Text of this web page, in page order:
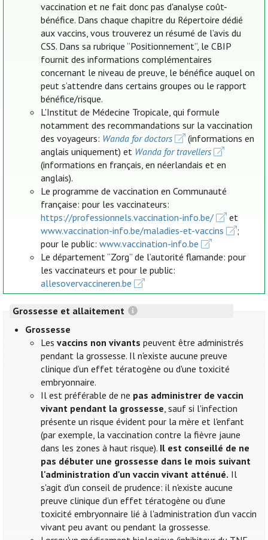
vaccination et ne fait donc pas d'analyse coût-
bénéfice. Dans chaque chapitre du Répertoire dédié
aux vaccins, vous trouverez un résumé de l’avis du
CSS. Dans sa rubrique “Positionnement”, le CBIP
fournit des informations complémentaires
concernant le niveau de preuve, le bénéfice auquel on
peut s’attendre dans certains groupes ou le rapport
bénéfice/risque.
L'Institut de Médecine Tropicale, qui formule
notamment des recommandations sur la vaccination
des voyageurs: Wanda for doctors
(informations en
anglais uniquement) et Wanda for travellers
(informations en français, en néerlandais et en
anglais).
Le programme de vaccination en Communauté
française: pour les vaccinateurs:
https://professionnels.vaccination-info.be/
et
www.vaccination-info.be/maladies-et-vaccins
;
pour le public:www.vaccination-info.be
Le département “Zorg” de l’autorité flamande: pour
les vaccinateurs et pour le public:
allesovervaccineren.be
Grossesse et allaitement
Grossesse
Lesvaccins non vivants peuvent être administrés
pendant la grossesse. Il n'existe aucune preuve
clinique d’un effet tératogène ou d'une toxicité
embryonnaire.
Il est préférable de ne pas administrer de vaccin
vivant pendant la grossesse, sauf si l'infection
présente un risque évident pour la mère et l'enfant
(par exemple, la vaccination contre la fièvre jaune
dans les zones à haut risque). Il est conseillé de ne
pas débuter une grossesse dans le mois suivant
l'administration d'un vaccin vivant atténué. Il
s'agit d'un conseil de prudence: il n'existe aucune
preuve clinique d’un effet tératogène ou d'une
toxicité embryonnaire lié à l'administration d'un vaccin
vivant peu avant ou pendant la grossesse.